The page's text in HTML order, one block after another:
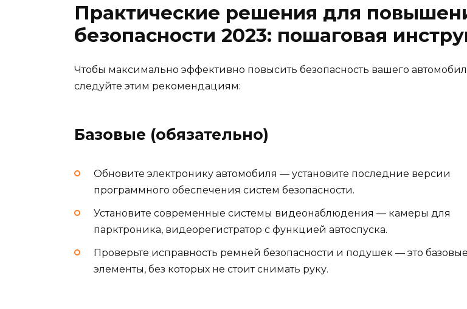
Практические решения для
безопасности 2023: пошаговая
Чтобы максимально эффективно повысить безопасность вашего
следуйте этим рекомендациям:
Базовые (обязательно)
Обновите электронику автомобиля — установите последние версии
программного обеспечения систем безопасности.
Установите современные системы видеонаблюдения — камеры для
парктроника, видеорегистратор с функцией автоспуска.
Проверьте исправность ремней безопасности и подушек — это базовые
элементы, без которых не стоит снимать руку.